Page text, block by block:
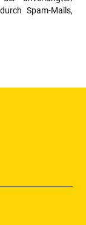
Spam-Mails,